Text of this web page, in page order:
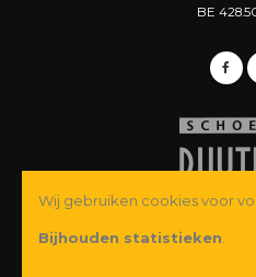
BE
© Copyright 2026 Schoenen
Wij gebruiken cookies voor
Bijhouden statistieken